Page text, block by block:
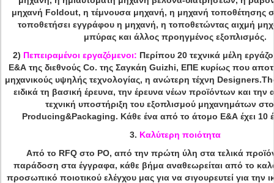
μηχανή Foldout, η τέμνουσα μηχανή, η μηχανή τοποθέτησης
τοποθετήσει εγγράφου η μηχανή, η τοποθετώντας αιχμή
μπύρας και άλλος προηγμένος εξοπλισμός.
2) Πεπειραμένοι εργαζόμενοι: Περίπου 20 τεχνικά μέλη
Ε&Α της διεθνούς Co. της Σαγκάη Guizhi, ΕΠΕ κυρίως που
μηχανικούς υψηλής τεχνολογίας, η ανώτερη τέχνη
ειδικά τη βασική έρευνα, την έρευνα νέων προϊόντων και την
τεχνική υποστήριξη του εξοπλισμού μηχανημάτων
Producing&Packaging. Κάθε ένα από το άτομο Ε&Α έχει 10
3. Καλύτερη ποιότητα
Από το RFQ στο PO, από την πρώτη ύλη στα τελικά
παράδοση στα έγγραφα, κάθε βήμα αναθεωρείται από το
προσωπικό ποιοτικού ελέγχου μας για να σιγουρευτεί για την